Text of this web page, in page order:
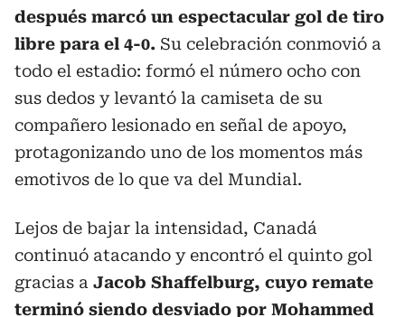
después marcó un espectacular gol de tiro
libre para el 4-0. Su celebración conmovió a
todo el estadio: formó el número ocho con
sus dedos y levantó la camiseta de su
compañero lesionado en señal de apoyo,
protagonizando uno de los momentos más
emotivos de lo que va del Mundial.
Lejos de bajar la intensidad, Canadá
continuó atacando y encontró el quinto gol
gracias a Jacob Shaffelburg, cuyo remate
terminó siendo desviado por Mohammed